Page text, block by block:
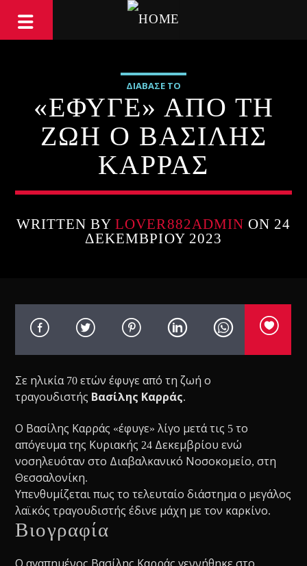
ΔΙΑΒΑΣΕ ΤΟ
«ΈΦΥΓΕ» ΑΠΟ ΤΗ
ΖΩΗ Ο ΒΑΣΙΛΗΣ
ΚΑΡΡΑΣ
WRITTEN BYLOVER882ADMIN ON 24
ΔΕΚΕΜΒΡΊΟΥ 2023
Σε ηλικία 70 ετών έφυγε από τη ζωή ο
τραγουδιστής Βασίλης Καρράς.
Ο Βασίλης Καρράς «έφυγε» λίγο μετά τις 5 το
απόγευμα της Κυριακής 24 Δεκεμβρίου ενώ
νοσηλευόταν στο Διαβαλκανικό Νοσοκομείο, στη
Θεσσαλονίκη.
Υπενθυμίζεται πως το τελευταίο διάστημα ο μεγάλος
λαϊκός τραγουδιστής έδινε μάχη με τον καρκίνο.
Βιογραφία
Ο αγαπημένος Βασίλης Καρράς γεννήθηκε στο